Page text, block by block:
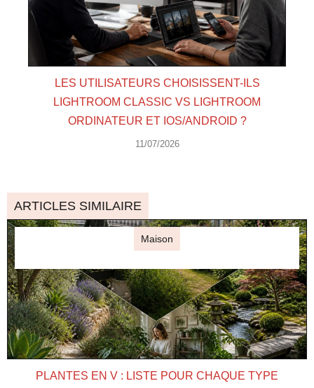
LES UTILISATEURS CHOISISSENT-ILS
LIGHTROOM CLASSIC VS LIGHTROOM
ORDINATEUR ET IOS/ANDROID ?
11/07/2026
ARTICLES SIMILAIRE
Maison
PLANTES EN V : LISTE POUR CHAQUE TYPE